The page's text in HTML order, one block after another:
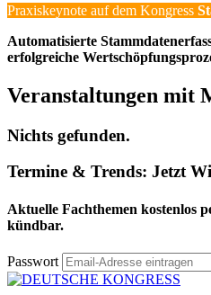
Praxiskeynote auf dem Kongress
Automatisierte
erfolgreiche
Veranstaltungen mit
Nichts gefunden.
Termine & Trends: Jetzt
Aktuelle Fachthemen kostenlos
kündbar.
Passwort